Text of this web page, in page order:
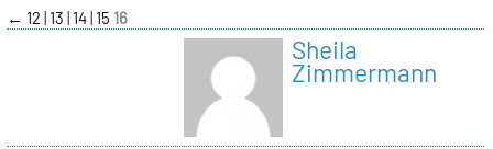
zum
Inhalt
← 12 13 14 15 16
Sheila
Zimmermann